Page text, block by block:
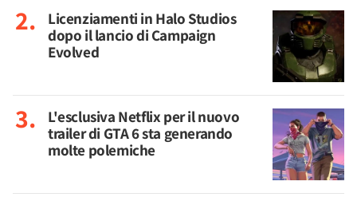
Licenziamenti in Halo Studios
dopo il lancio di Campaign
Evolved
L'esclusiva Netflix per il nuovo
trailer di GTA 6 sta generando
molte polemiche